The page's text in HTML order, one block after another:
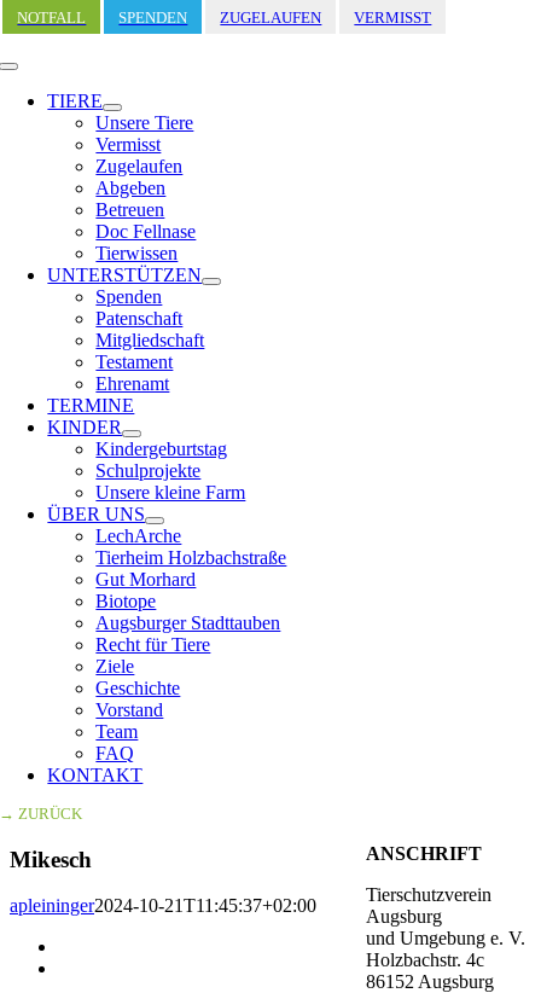
Zum
Inhalt
springen
NOTFALL SPENDEN ZUGELAUFEN VERMISST
Toggle
Navigation
TIERE
Unsere Tiere
Vermisst
Zugelaufen
Abgeben
Betreuen
Doc Fellnase
Tierwissen
UNTERSTÜTZEN
Spenden
Patenschaft
Mitgliedschaft
Testament
Ehrenamt
TERMINE
KINDER
Kindergeburtstag
Schulprojekte
Unsere kleine Farm
ÜBER UNS
LechArche
Tierheim Holzbachstraße
Gut Morhard
Biotope
Augsburger Stadttauben
Recht für Tiere
Ziele
Geschichte
Vorstand
Team
FAQ
KONTAKT
→ ZURÜCK
Mikesch
apleininger2024-10-21T11:45:37+02:00
ANSCHRIFT
Tierschutzverein
Augsburg
und Umgebung e. V.
Holzbachstr. 4c
86152 Augsburg